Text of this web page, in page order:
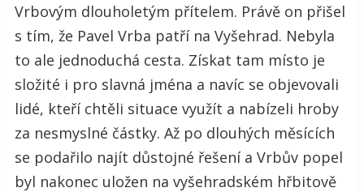
Vrbovým dlouholetým přítelem. Právě on přišel
s tím, že Pavel Vrba patří na Vyšehrad. Nebyla
to ale jednoduchá cesta. Získat tam místo je
složité i pro slavná jména a navíc se objevovali
lidé, kteří chtěli situace využít a nabízeli hroby
za nesmyslné částky. Až po dlouhých měsících
se podařilo najít důstojné řešení a Vrbův popel
byl nakonec uložen na vyšehradském hřbitově